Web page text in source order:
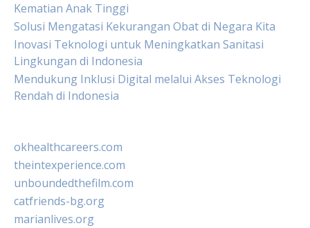
Kematian Anak Tinggi
Solusi Mengatasi Kekurangan Obat di Negara Kita
Inovasi Teknologi untuk Meningkatkan Sanitasi
Lingkungan di Indonesia
Mendukung Inklusi Digital melalui Akses Teknologi
Rendah di Indonesia
okhealthcareers.com
theintexperience.com
unboundedthefilm.com
catfriends-bg.org
marianlives.org